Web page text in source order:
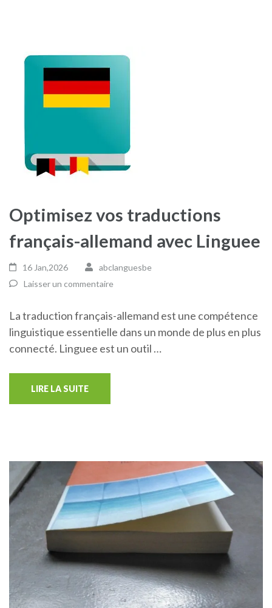
Optimisez vos traductions
français-allemand avec Linguee
16 Jan,2026
abclanguesbe
Laisser un commentaire
La traduction français-allemand est une compétence
linguistique essentielle dans un monde de plus en plus
connecté. Linguee est un outil …
LIRE LA SUITE